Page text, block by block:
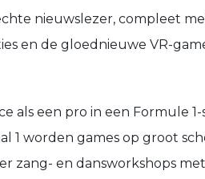
nieuwslezer, compleet
en de gloednieuwe VR-
als een pro in een Formule
1 worden games op groot
zang- en dansworkshops